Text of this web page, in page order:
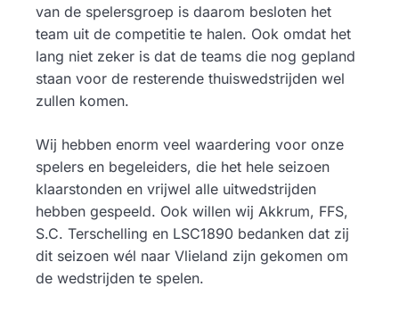
van de spelersgroep is daarom besloten het
team uit de competitie te halen. Ook omdat het
lang niet zeker is dat de teams die nog gepland
staan voor de resterende thuiswedstrijden wel
zullen komen.
Wij hebben enorm veel waardering voor onze
spelers en begeleiders, die het hele seizoen
klaarstonden en vrijwel alle uitwedstrijden
hebben gespeeld. Ook willen wij Akkrum, FFS,
S.C. Terschelling en LSC1890 bedanken dat zij
dit seizoen wél naar Vlieland zijn gekomen om
de wedstrijden te spelen.